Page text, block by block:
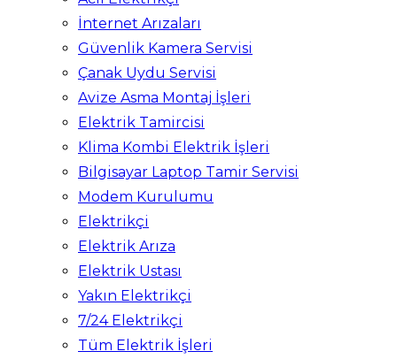
İnternet Arızaları
Güvenlik Kamera Servisi
Çanak Uydu Servisi
Avize Asma Montaj İşleri
Elektrik Tamircisi
Klima Kombi Elektrik İşleri
Bilgisayar Laptop Tamir Servisi
Modem Kurulumu
Elektrikçi
Elektrik Arıza
Elektrik Ustası
Yakın Elektrikçi
7/24 Elektrikçi
Tüm Elektrik İşleri